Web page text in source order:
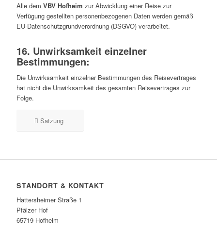
Alle dem VBV Hofheim zur Abwicklung einer Reise zur
Verfügung gestellten personenbezogenen Daten werden gemäß
EU-Datenschutzgrundverordnung (DSGVO) verarbeitet.
16. Unwirksamkeit einzelner
Bestimmungen:
Die Unwirksamkeit einzelner Bestimmungen des Reisevertrages
hat nicht die Unwirksamkeit des gesamten Reisevertrages zur
Folge.
Satzung
STANDORT & KONTAKT
Hattersheimer Straße 1
Pfälzer Hof
65719 Hofheim